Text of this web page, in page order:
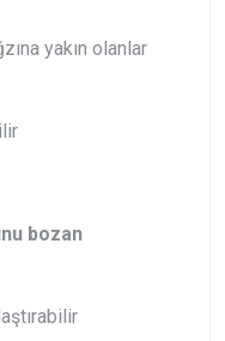
yakın olanlar
bozan